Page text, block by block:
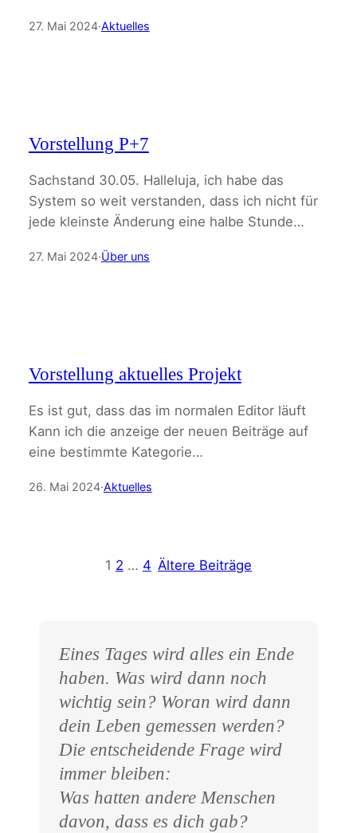
27. Mai 2024·Aktuelles
Vorstellung P+7
Sachstand 30.05. Halleluja, ich habe das
System so weit verstanden, dass ich nicht für
jede kleinste Änderung eine halbe Stunde…
27. Mai 2024·Über uns
Vorstellung aktuelles Projekt
Es ist gut, dass das im normalen Editor läuft
Kann ich die anzeige der neuen Beiträge auf
eine bestimmte Kategorie…
26. Mai 2024·Aktuelles
1 2 … 4 Ältere Beiträge
Eines Tages wird alles ein Ende
haben. Was wird dann noch
wichtig sein? Woran wird dann
dein Leben gemessen werden?
Die entscheidende Frage wird
immer bleiben:
Was hatten andere Menschen
davon, dass es dich gab?